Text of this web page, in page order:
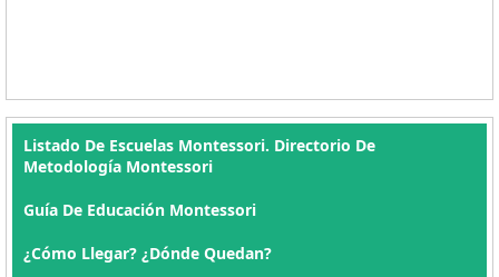
Listado De Escuelas Montessori. Directorio De
Metodología Montessori
Guía De Educación Montessori
¿Cómo Llegar? ¿Dónde Quedan?